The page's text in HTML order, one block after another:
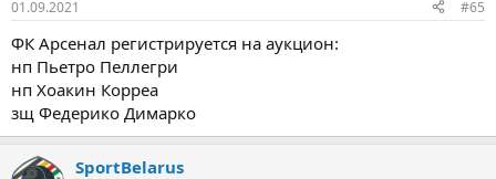
01.09.2021 #65
ФК Арсенал регистрируется на аукцион:
нп Пьетро Пеллегри
нп Хоакин Корреа
зщ Федерико Димарко
SportBelarus